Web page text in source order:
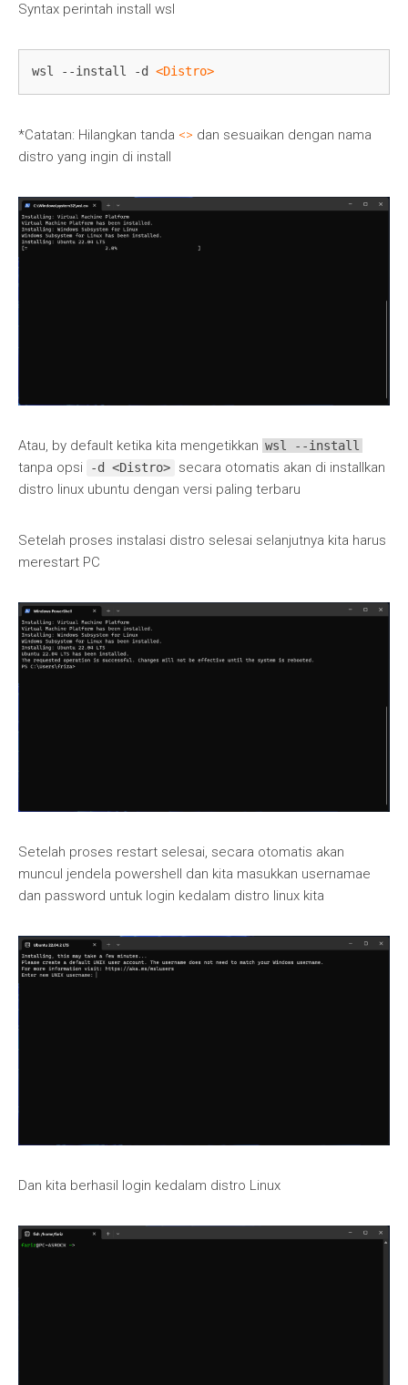
Syntax perintah install wsl
wsl --install -d <Distro>
*Catatan: Hilangkan tanda <> dan sesuaikan dengan nama
distro yang ingin di install
Atau, by default ketika kita mengetikkan wsl --install
tanpa opsi -d <Distro>
secara otomatis akan di installkan
distro linux ubuntu dengan versi paling terbaru
Setelah proses instalasi distro selesai selanjutnya kita harus
merestart PC
Setelah proses restart selesai, secara otomatis akan
muncul jendela powershell dan kita masukkan usernamae
dan password untuk login kedalam distro linux kita
Dan kita berhasil login kedalam distro Linux